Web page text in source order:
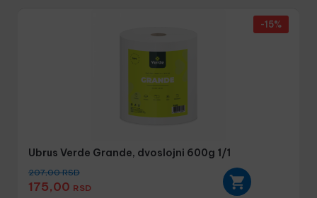
Ubrus Verde Grande, dvoslojni 600g 1/1
207,00RSD
175,00 RSD
-15%